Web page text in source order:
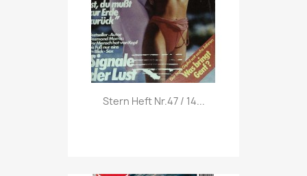
Vorschau
Stern Heft Nr.47 / 14...